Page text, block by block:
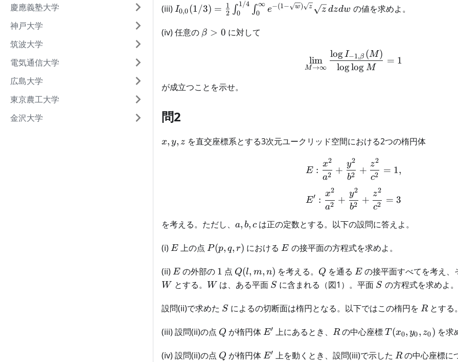
慶應義塾大学
神戸大学
筑波大学
電気通信大学
広島大学
東京農工大学
金沢大学
(iii) I_{0,0}(1/3) =
\frac{1}{2}
\int_0^{1/4}
I0,0(1/3) = 2
1 ∫0
1/4 ∫0
∞
e−(1− w) z z dzdw の値を求めよ。
(iv) 任意の \beta
β > 0 に対して
\lim_{M \to \infty}
M →∞
lim
loglog M
logI−1,β (M)
= 1
が成立つことを示せ。
問2
x,y,z
x, y, z を直交座標系とする3次元ユークリッド空間における2つの楕円体
E : \frac{x^2}{a^2} +
E :
a2
x2
+
b2
y2
+
c2
z2
= 1,
E' : \frac{x^2}{a^2} +
E′ :
a2
x2
+
b2
y2
+
c2
z2
= 3
を考える。ただし、 a,b,c
a, b, c は正の定数とする。以下の設問に答えよ。
(i) E
E 上の点P(p,q,r)
P(p, q, r) におけるE
E の接平面の方程式を求めよ。
(ii) E
E の外部の 1
1 点 Q(l,m,n)
Q(l, m, n) を考える。 Q
Q を通る E
E の接平面すべてを考え、
W とする。 W
W は、ある平面 S
S に含まれる（図1）。平面 S
S の方程式を求めよ。
設問(ii)で求めた S
S によるの切断面は楕円となる。以下ではこの楕円をR
Rとする。
(iii) 設問(ii)の点 Q
Q が楕円体 E'
E′ 上にあるとき、R
Rの中心座標T(x_0,y_0,z_0)
T (x0, y0, z0) を求
(iv) 設問(ii)の点 Q
Q が楕円体 E'
E′ 上を動くとき、設問(iii)で示したR
Rの中心座標に